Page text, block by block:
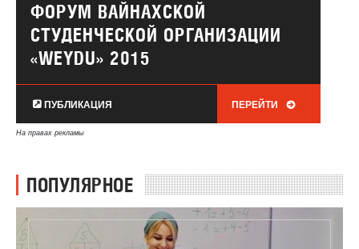
ФОРУМ ВАЙНАХСКОЙ
СТУДЕНЧЕСКОЙ ОРГАНИЗАЦИИ
«WEYDU» 2015
ПУБЛИКАЦИЯ ПЕРЕЙТИ
На правах рекламы
ПОПУЛЯРНОЕ